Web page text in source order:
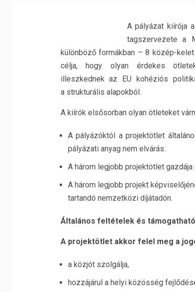
A pályázat kiírója
tagszervezete a
különböző formákban – 8 közép-
célja, hogy olyan érdekes
illeszkednek az EU kohéziós
a strukturális alapokból.
A kiírók elsősorban olyan ötleteket
A pályázóktól a projektötlet
pályázati anyag nem elvárás.
A három legjobb projektötlet
A három legjobb projekt
tartandó nemzetközi díjátadón.
Általános feltételek és
A projektötlet akkor felel meg a
a közjót szolgálja,
hozzájárul a helyi közösség